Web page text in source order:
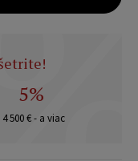
5%
4 500 € - a viac